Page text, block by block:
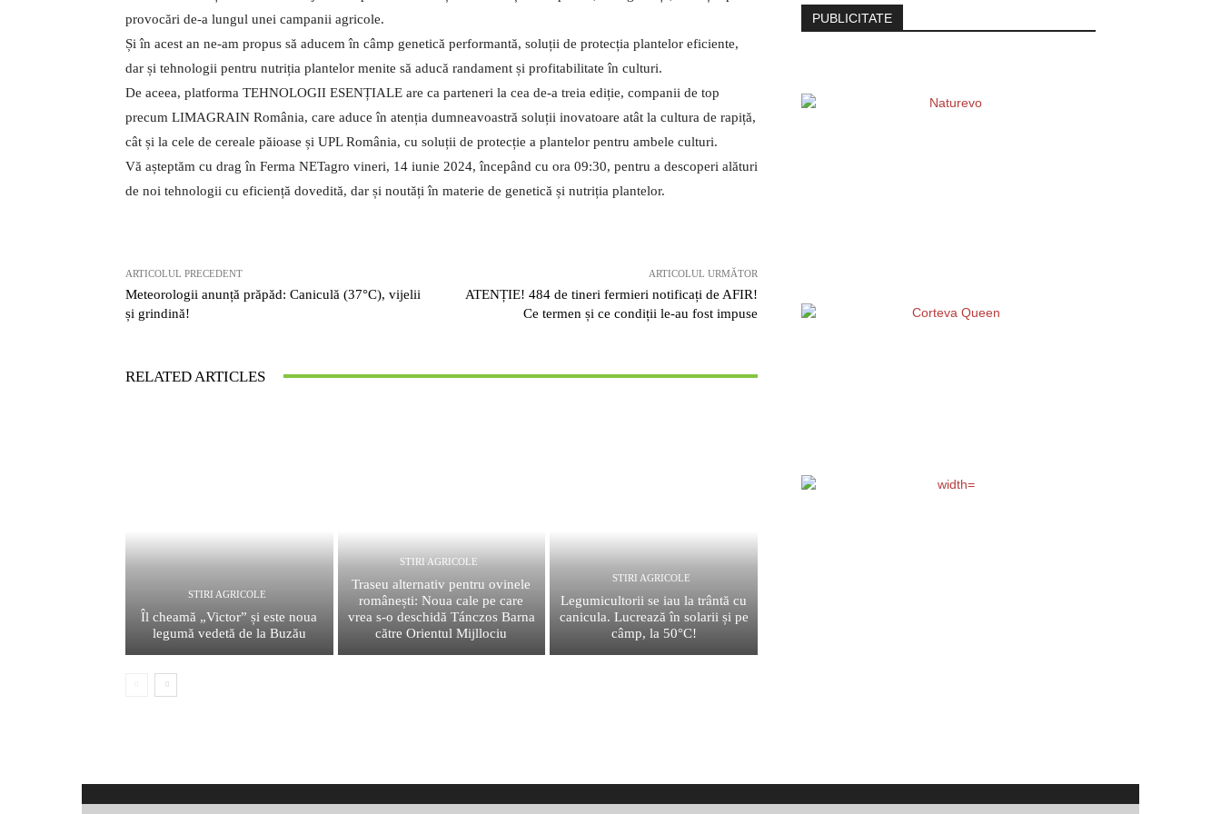
provocări de-a lungul unei campanii agricole.
Și în acest an ne-am propus să aducem în câmp genetică performantă, soluții de protecția plantelor eficiente,
dar și tehnologii pentru nutriția plantelor menite să aducă randament și profitabilitate în culturi.
De aceea, platforma TEHNOLOGII ESENȚIALE are ca parteneri la cea de-a treia ediție, companii de top
precum LIMAGRAIN România, care aduce în atenția dumneavoastră soluții inovatoare atât la cultura de rapiță,
cât și la cele de cereale păioase și UPL România, cu soluții de protecție a plantelor pentru ambele culturi.
Vă așteptăm cu drag în Ferma NETagro vineri, 14 iunie 2024, începând cu ora 09:30, pentru a descoperi alături
de noi tehnologii cu eficiență dovedită, dar și noutăți în materie de genetică și nutriția plantelor.
ARTICOLUL PRECEDENT
Meteorologii anunță prăpăd: Caniculă (37°C), vijelii
și grindină!
ARTICOLUL URMĂTOR
ATENȚIE! 484 de tineri fermieri notificați de AFIR!
Ce termen și ce condiții le-au fost impuse
RELATED ARTICLES
STIRI AGRICOLE
Îl cheamă „Victor” și este noua
legumă vedetă de la Buzău
STIRI AGRICOLE
Traseu alternativ pentru ovinele
românești: Noua cale pe care
vrea s-o deschidă Tánczos Barna
către Orientul Mijllociu
STIRI AGRICOLE
Legumicultorii se iau la trântă cu
canicula. Lucrează în solarii și pe
câmp, la 50°C!
PUBLICITATE